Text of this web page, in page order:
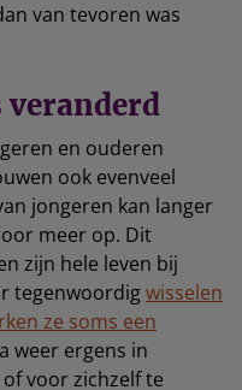
van tevoren was
veranderd
en ouderen
ook evenveel
jongeren kan langer
meer op. Dit
zijn hele leven bij
tegenwoordigwisselen
ze soms een
weer ergens in
voor zichzelf te